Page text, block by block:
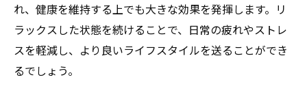
エネルギーヒーリングの可能性
日記を書くことで心の整理
アウトドア活動が治癒力を強化する秘密
れ、健康を維持する上でも大きな効果を発揮します。リ
ラックスした状態を続けることで、日常の疲れやストレ
スを軽減し、より良いライフスタイルを送ることができ
るでしょう。